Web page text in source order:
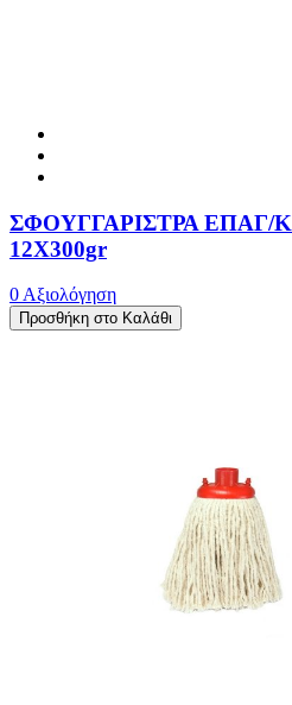
ΣΦΟΥΓΓΑΡΙΣΤΡΑ ΕΠΑΓ/
12Χ300gr
0 Αξιολόγηση
Προσθήκη στο Καλάθι